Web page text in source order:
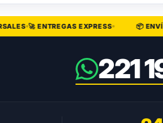
🚀 ENTREGAS EXPRESS 📦
221